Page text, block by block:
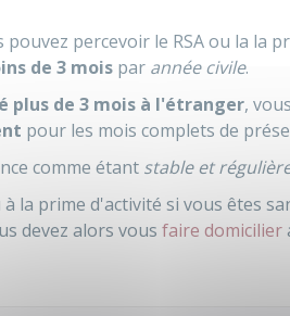
pouvez percevoir le RSAou la la
de 3 mois par année civile.
plus de 3 mois à l'étranger,
pour les mois complets de
comme étant stable et
la prime d'activité si vous êtes
devez alors vous faire domicilier